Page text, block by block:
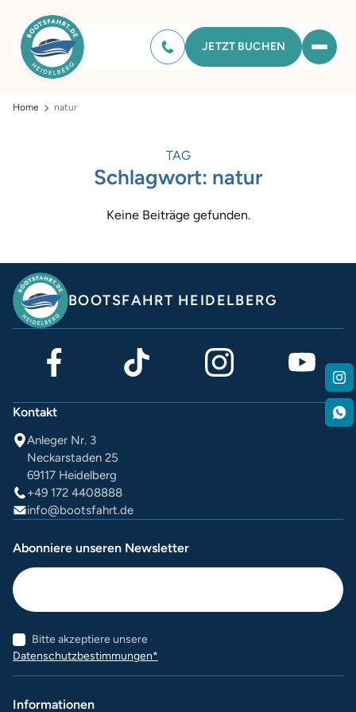
JETZT BUCHEN
Home natur
TAG
Schlagwort: natur
Keine Beiträge gefunden.
BOOTSFAHRT HEIDELBERG
Kontakt
Anleger Nr. 3
Neckarstaden 25
69117 Heidelberg
+49 172 4408888
info@bootsfahrt.de
Abonniere unseren Newsletter
Bitte akzeptiere unsere
Datenschutzbestimmungen*
Informationen